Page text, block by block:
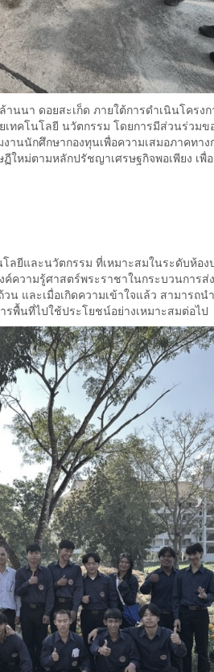
นนา ดอยสะเก็ด ภายใต้การดำเนินโครง
ทคโนโลยี นวัตกรรม โดยการมีส่วนร่วม
นนักศึกษากองทุนเพื่อความเสมอภาคทา
ใหม่ตามหลักปรัชญาเศรษฐกิจพอเพียง เ
และนวัตกรรม ที่เหมาะสมในระดับห้อง
วามรู้ศาสตร์พระราชาในกระบวนการส่ง
น และเมื่อเกิดความเข้าใจแล้ว สามาร
พื้นที่ไปใช้ประโยชน์อย่างเหมาะสมต่อไป